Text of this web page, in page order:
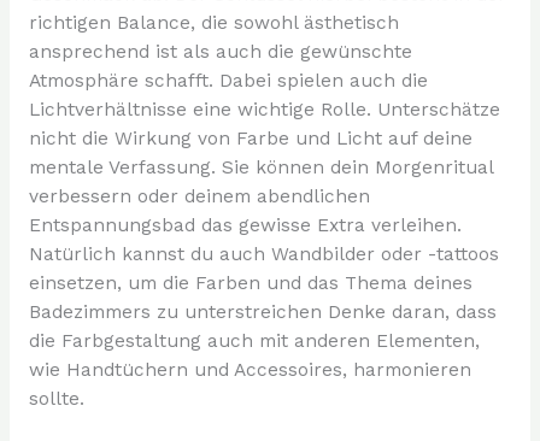
richtigen Balance, die sowohl ästhetisch
ansprechend ist als auch die gewünschte
Atmosphäre schafft. Dabei spielen auch die
Lichtverhältnisse eine wichtige Rolle. Unterschätze
nicht die Wirkung von Farbe und Licht auf deine
mentale Verfassung. Sie können dein Morgenritual
verbessern oder deinem abendlichen
Entspannungsbad das gewisse Extra verleihen.
Natürlich kannst du auch Wandbilder oder -tattoos
einsetzen, um die Farben und das Thema deines
Badezimmers zu unterstreichen Denke daran, dass
die Farbgestaltung auch mit anderen Elementen,
wie Handtüchern und Accessoires, harmonieren
sollte.